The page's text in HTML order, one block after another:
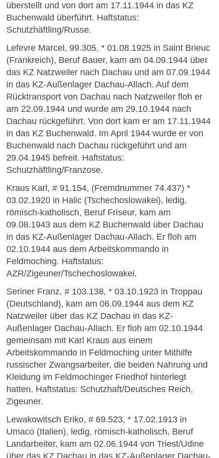
überstellt und von dort am 17.11.1944 in das KZ
Buchenwald überführt. Haftstatus:
Schutzhäftling/Russe.
Lefevre Marcel, 99.305, * 01.08.1925 in Saint Brieuc
(Frankreich), Beruf Bauer, kam am 04.09.1944 über
das KZ Natzweiler nach Dachau und am 07.09.1944
in das KZ-Außenlager Dachau-Allach. Auf dem
Rücktransport von Dachau nach Natzweiler floh er
am 22.09.1944 und wurde am 29.10.1944 nach
Dachau rückgeführt. Von dort kam er am 17.11.1944
in das KZ Buchenwald. Im April 1944 wurde er von
Buchenwald nach Dachau rückgeführt und am
29.04.1945 befreit. Haftstatus:
Schutzhäftling/Franzose.
Kraus Karl, # 91.154, (Fremdnummer 74.437) *
03.02.1920 in Halic (Tschechoslowakei), ledig,
römisch-katholisch, Beruf Friseur, kam am
09.08.1943 aus dem KZ Buchenwald über Dachau
in das KZ-Außenlager Dachau-Allach. Er floh am
02.10.1944 aus dem Arbeitskommando in
Feldmoching. Haftstatus:
AZR/Zigeuner/Tschechoslowakei.
Seriner Franz, # 103.138, * 03.10.1923 in Troppau
(Deutschland), kam am 06.09.1944 aus dem KZ
Natzweiler über das KZ Dachau in das KZ-
Außenlager Dachau-Allach. Er floh am 02.10.1944
gemeinsam mit Karl Kraus aus einem
Arbeitskommando in Feldmoching unter Mithilfe
russischer Zwangsarbeiter, die beiden Nahrung und
Kleidung im Feldmochinger Friedhof hinterlegt
hatten. Haftstatus: Schutzhaft/Deutsches Reich,
Zigeuner.
Lewakowitsch Eriko, # 69.523, * 17.02.1913 in
Umaco (Italien), ledig, römisch-katholisch, Beruf
Landarbeiter, kam am 02.06.1944 von Triest/Udine